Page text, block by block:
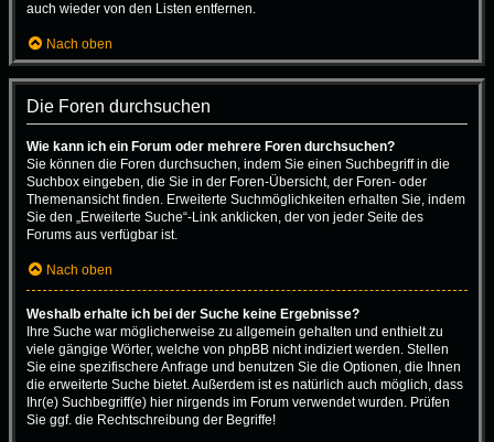
auch wieder von den Listen entfernen.
Nach oben
Die Foren durchsuchen
Wie kann ich ein Forum oder mehrere Foren durchsuchen?
Sie können die Foren durchsuchen, indem Sie einen Suchbegriff in die
Suchbox eingeben, die Sie in der Foren-Übersicht, der Foren- oder
Themenansicht finden. Erweiterte Suchmöglichkeiten erhalten Sie, indem
Sie den „Erweiterte Suche“-Link anklicken, der von jeder Seite des
Forums aus verfügbar ist.
Nach oben
Weshalb erhalte ich bei der Suche keine Ergebnisse?
Ihre Suche war möglicherweise zu allgemein gehalten und enthielt zu
viele gängige Wörter, welche von phpBB nicht indiziert werden. Stellen
Sie eine spezifischere Anfrage und benutzen Sie die Optionen, die Ihnen
die erweiterte Suche bietet. Außerdem ist es natürlich auch möglich, dass
Ihr(e) Suchbegriff(e) hier nirgends im Forum verwendet wurden. Prüfen
Sie ggf. die Rechtschreibung der Begriffe!